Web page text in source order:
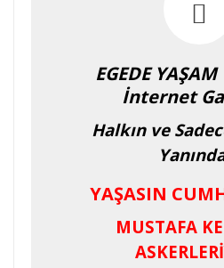
EGEDE
İnternet
Halkın ve
YAŞASIN
MUSTAFA